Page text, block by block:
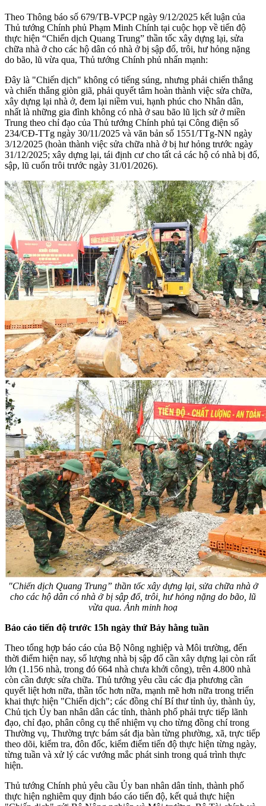
Theo Thông báo số 679/TB-VPCP ngày 9/12/2025 kết luận của
Thủ tướng Chính phủ Phạm Minh Chính tại cuộc họp về tiến độ
thực hiện “Chiến dịch Quang Trung” thần tốc xây dựng lại, sửa
chữa nhà ở cho các hộ dân có nhà ở bị sập đổ, trôi, hư hỏng nặng
do bão, lũ vừa qua, Thủ tướng Chính phủ nhấn mạnh:
Đây là "Chiến dịch" không có tiếng súng, nhưng phải chiến thắng
và chiến thắng giòn giã, phải quyết tâm hoàn thành việc sửa chữa,
xây dựng lại nhà ở, đem lại niềm vui, hạnh phúc cho Nhân dân,
nhất là những gia đình không có nhà ở sau bão lũ lịch sử ở miền
Trung theo chỉ đạo của Thủ tướng Chính phủ tại Công điện số
234/CĐ-TTg ngày 30/11/2025 và văn bản số 1551/TTg-NN ngày
3/12/2025 (hoàn thành việc sửa chữa nhà ở bị hư hỏng trước ngày
31/12/2025; xây dựng lại, tái định cư cho tất cả các hộ có nhà bị đổ,
sập, lũ cuốn trôi trước ngày 31/01/2026).
"Chiến dịch Quang Trung” thần tốc xây dựng lại, sửa chữa nhà ở
cho các hộ dân có nhà ở bị sập đổ, trôi, hư hỏng nặng do bão, lũ
vừa qua. Ảnh minh hoạ
Báo cáo tiến độ trước 15h ngày thứ Bảy hằng tuần
Theo tổng hợp báo cáo của Bộ Nông nghiệp và Môi trường, đến
thời điểm hiện nay, số lượng nhà bị sập đổ cần xây dựng lại còn rất
lớn (1.156 nhà, trong đó 664 nhà chưa khởi công), trên 4.800 nhà
còn cần được sửa chữa. Thủ tướng yêu cầu các địa phương cần
quyết liệt hơn nữa, thần tốc hơn nữa, mạnh mẽ hơn nữa trong triển
khai thực hiện "Chiến dịch"; các đồng chí Bí thư tỉnh ủy, thành ủy,
Chủ tịch Ủy ban nhân dân các tỉnh, thành phố phải trực tiếp lãnh
đạo, chỉ đạo, phân công cụ thể nhiệm vụ cho từng đồng chí trong
Thường vụ, Thường trực bám sát địa bàn từng phường, xã, trực tiếp
theo dõi, kiểm tra, đôn đốc, kiểm điểm tiến độ thực hiện từng ngày,
từng tuần và xử lý các vướng mắc phát sinh trong quá trình thực
hiện.
Thủ tướng Chính phủ yêu cầu Ủy ban nhân dân tỉnh, thành phố
thực hiện nghiêm quy định báo cáo tiến độ, kết quả thực hiện